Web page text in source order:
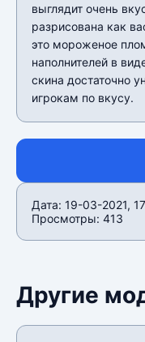
выглядит очень
разрисована как
это мороженое
наполнителей в
скина достаточно
игрокам по вкусу.
Дата: 19-03-2021,
Просмотры: 413
Другие